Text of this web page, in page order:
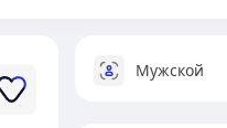
Мужской